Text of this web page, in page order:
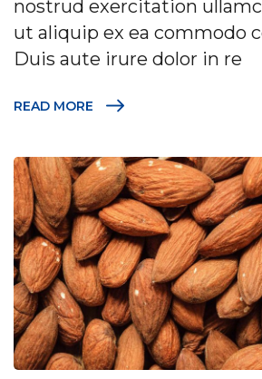
nostrud exercitation
ut aliquip ex ea commodo
Duis aute irure dolor in re
READ MORE